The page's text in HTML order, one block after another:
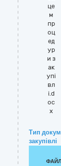
це
м
пр
оц
ед
ур
и з
ак
упі
вл
і.d
oc
x
Тип
закупівлі
ФАЙЛ